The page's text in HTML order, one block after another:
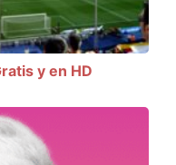
y en HD